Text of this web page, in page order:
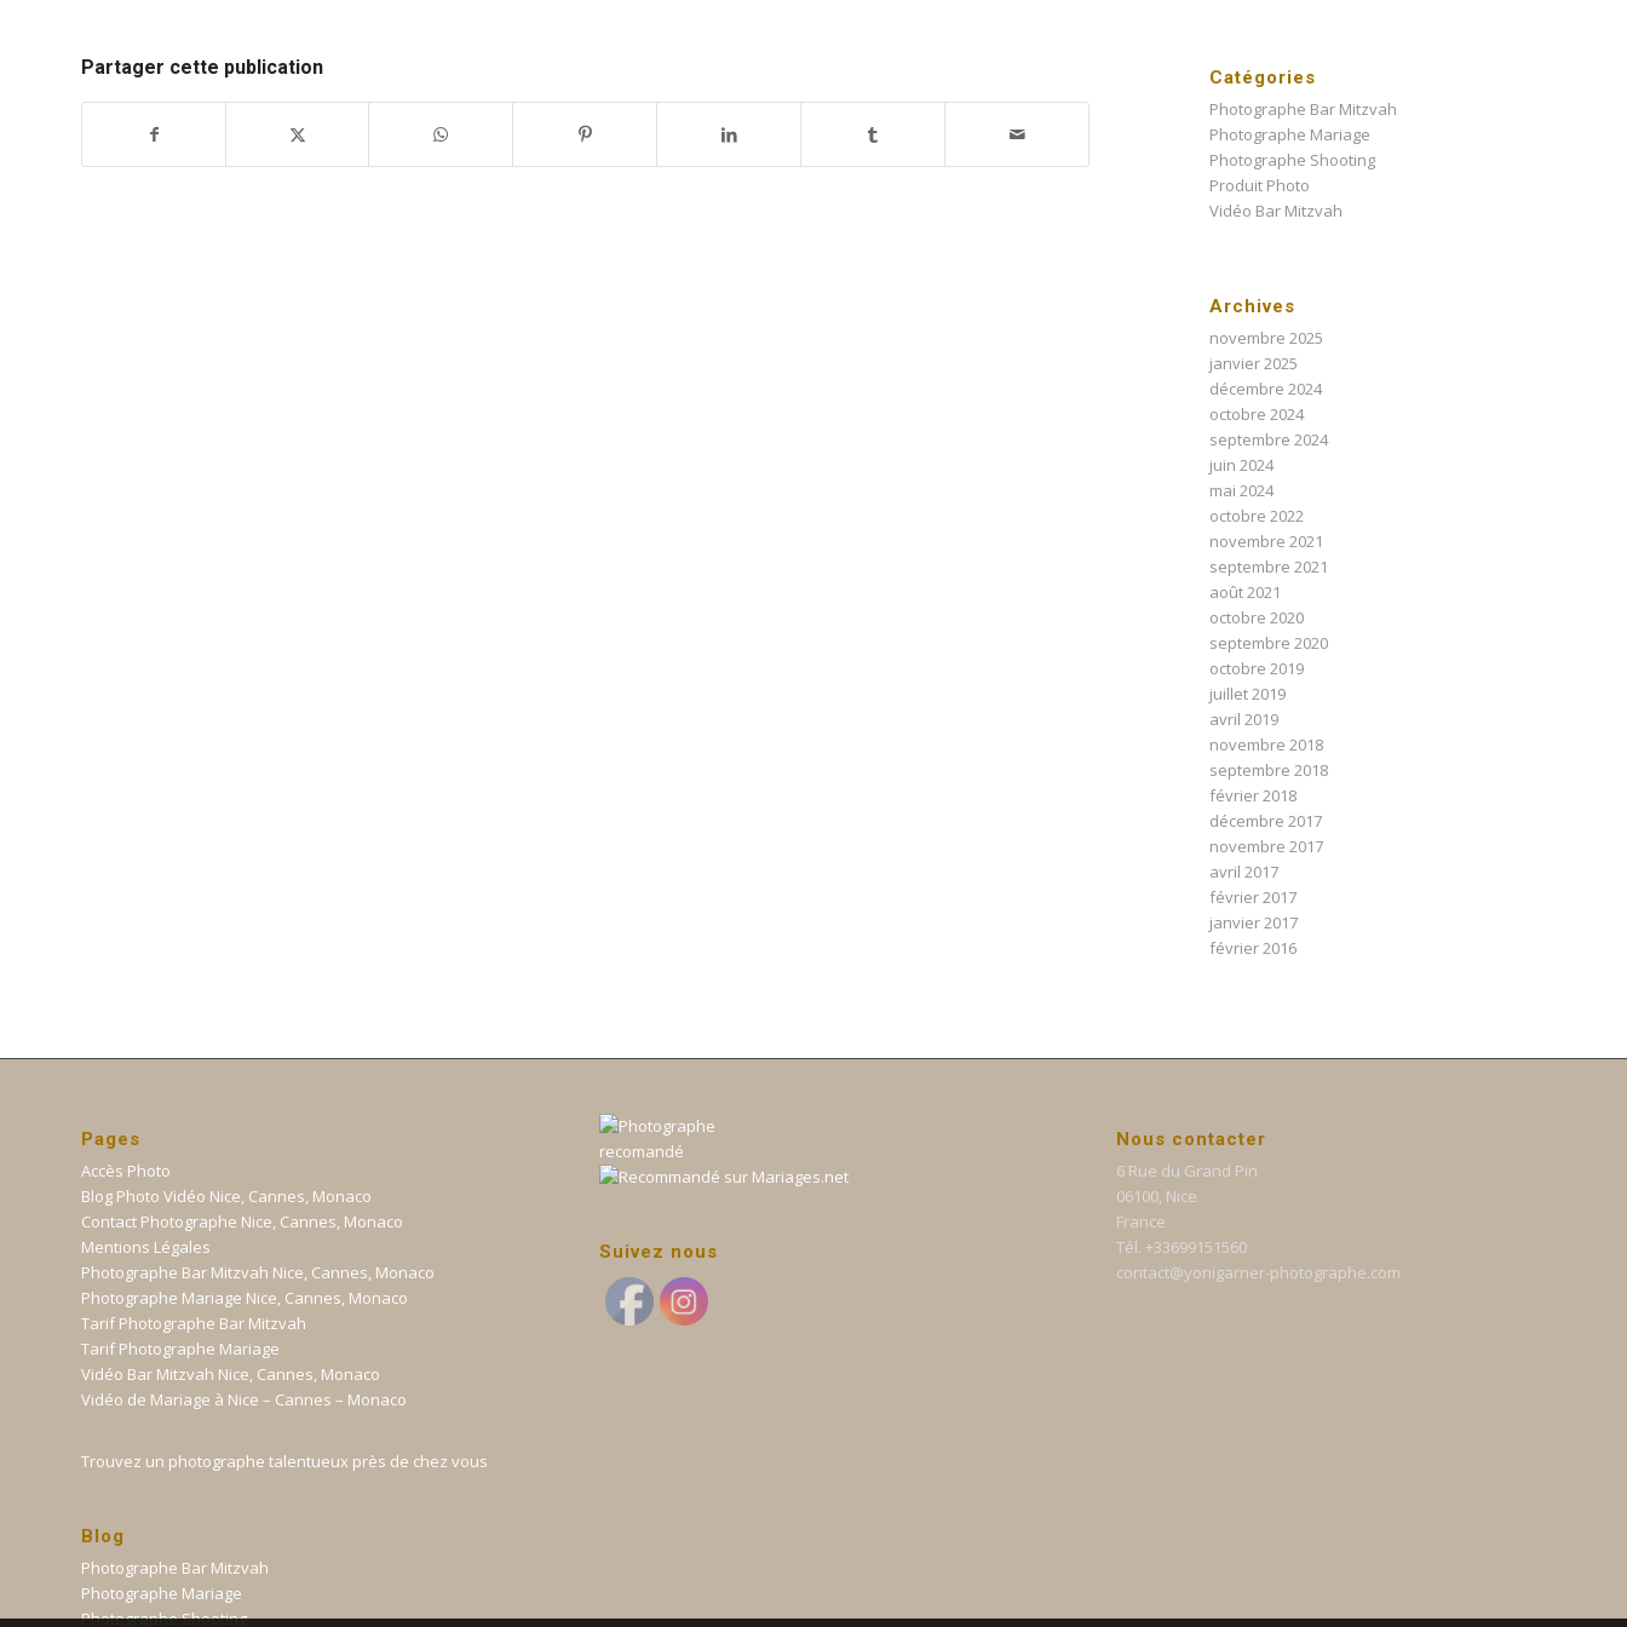
Partager cette publication
Catégories
Photographe Bar Mitzvah
Photographe Mariage
Photographe Shooting
Produit Photo
Vidéo Bar Mitzvah
Archives
novembre 2025
janvier 2025
décembre 2024
octobre 2024
septembre 2024
juin 2024
mai 2024
octobre 2022
novembre 2021
septembre 2021
août 2021
octobre 2020
septembre 2020
octobre 2019
juillet 2019
avril 2019
novembre 2018
septembre 2018
février 2018
décembre 2017
novembre 2017
avril 2017
février 2017
janvier 2017
février 2016
Pages
Accès Photo
Blog Photo Vidéo Nice, Cannes, Monaco
Contact Photographe Nice, Cannes, Monaco
Mentions Légales
Photographe Bar Mitzvah Nice, Cannes, Monaco
Photographe Mariage Nice, Cannes, Monaco
Tarif Photographe Bar Mitzvah
Tarif Photographe Mariage
Vidéo Bar Mitzvah Nice, Cannes, Monaco
Vidéo de Mariage à Nice – Cannes – Monaco
Trouvez un photographe talentueux près de chez vous
Blog
Photographe Bar Mitzvah
Photographe Mariage
Photographe Shooting
Suivez nous
Nous contacter
6 Rue du Grand Pin
06100, Nice
France
Tél. +33699151560
contact@yonigarner-photographe.com